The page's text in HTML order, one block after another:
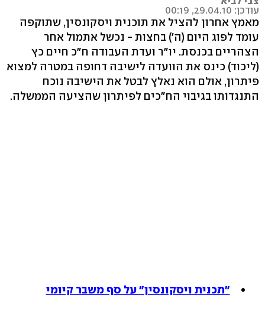
עודכן: 29.04.10, 00:19
מאמץ אחרון להציל את תוכנית ויסקונסין, שתוקפה
עומד לפוג היום (ה') בחצות - נכשל אתמול אחר
הצהריים בכנסת. יו"ר ועדת העבודה ח"כ חיים כץ
(ליכוד) כינס את הוועדה לישיבה דחופה במטרה למצוא
פיתרון, אולם הוא נאלץ לבטל את הישיבה נוכח
התנגדותו בגיבוי הח"כים לפיתרון שהציעה הממשלה.
"תכנית ויסקונסין" על סף משבר קיומי